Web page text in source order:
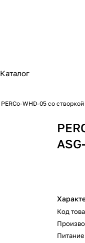
Каталог
PERCo-WHD-05 со
Код
Питание